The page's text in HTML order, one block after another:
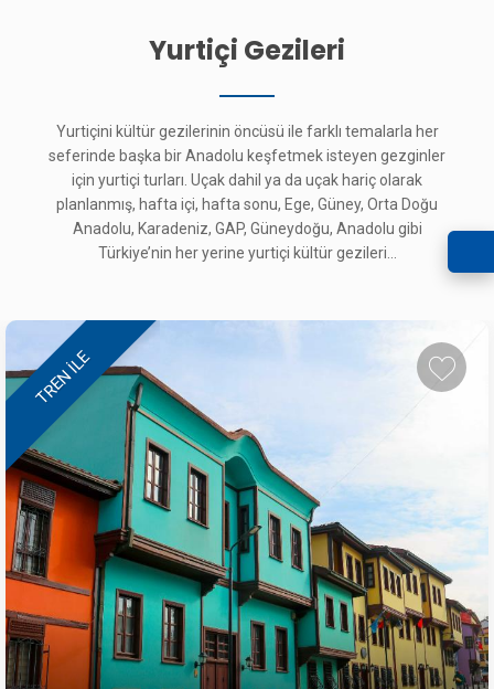
Yurtiçi Gezileri
Yurtiçini kültür gezilerinin öncüsü ile farklı temalarla her
seferinde başka bir Anadolu keşfetmek isteyen gezginler
için yurtiçi turları. Uçak dahil ya da uçak hariç olarak
planlanmış, hafta içi, hafta sonu, Ege, Güney, Orta Doğu
Anadolu, Karadeniz, GAP, Güneydoğu, Anadolu gibi
Türkiye’nin her yerine yurtiçi kültür gezileri...
TREN ILE